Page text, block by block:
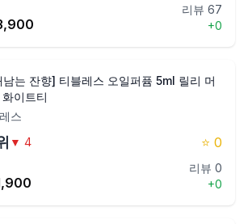
리뷰 67
+0
남는 잔향] 티블레스 오일퍼퓸 5ml 릴리 머
이트티
스
▼ 4 ⭐ 0
리뷰 0
+0